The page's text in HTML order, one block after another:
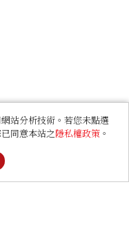
站分析技術。若您未點選
同意本站之隱私權政策 。